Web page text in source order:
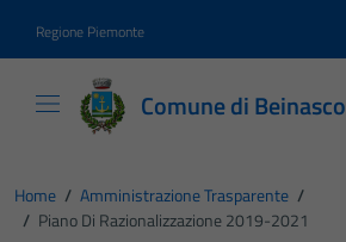
Regione Piemonte
Comune di Beinasco
Home / Amministrazione Trasparente /
/ Piano Di Razionalizzazione 2019-2021